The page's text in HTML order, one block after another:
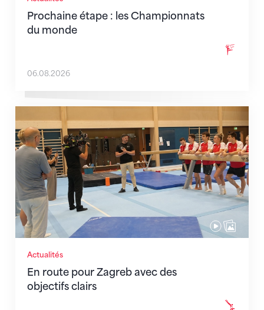
Prochaine étape : les Championnats
du monde
06.08.2026
Actualités
En route pour Zagreb avec des
objectifs clairs
En route pour Zagreb avec des objectifs clairs